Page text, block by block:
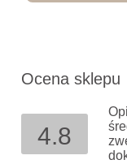
Ocena sklepu
4.8